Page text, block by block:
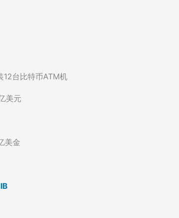
12台比特币ATM机
美元
美金